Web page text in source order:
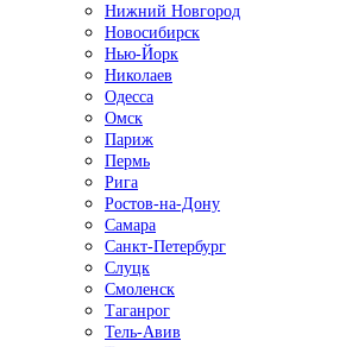
Нижний Новгород
Новосибирск
Нью-Йорк
Николаев
Одесса
Омск
Париж
Пермь
Рига
Ростов-на-Дону
Самара
Санкт-Петербург
Слуцк
Смоленск
Таганрог
Тель-Авив